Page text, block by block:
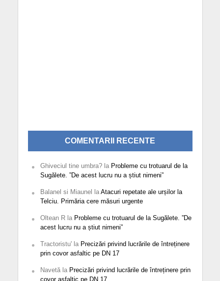
COMENTARII RECENTE
Ghiveciul tine umbra?la Probleme cu trotuarul de la
Sugălete. ”De acest lucru nu a știut nimeni”
Balanel si Miaunel la Atacuri repetate ale urșilor la
Telciu. Primăria cere măsuri urgente
Oltean Rla Probleme cu trotuarul de la Sugălete. ”De
acest lucru nu a știut nimeni”
Tractoristu'la Precizări privind lucrările de întreținere
prin covor asfaltic pe DN 17
Navetăla Precizări privind lucrările de întreținere prin
covor asfaltic pe DN 17